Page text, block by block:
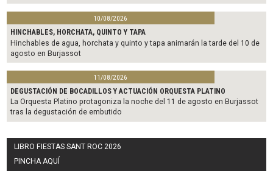
10/08/2026
HINCHABLES, HORCHATA, QUINTO Y TAPA
Hinchables de agua, horchata y quinto y tapa animarán la tarde del 10 de
agosto en Burjassot
11/08/2026
DEGUSTACIÓN DE BOCADILLOS Y ACTUACIÓN ORQUESTA PLATINO
La Orquesta Platino protagoniza la noche del 11 de agosto en Burjassot
tras la degustación de embutido
LIBRO FIESTAS SANT ROC 2026
PINCHA AQUÍ